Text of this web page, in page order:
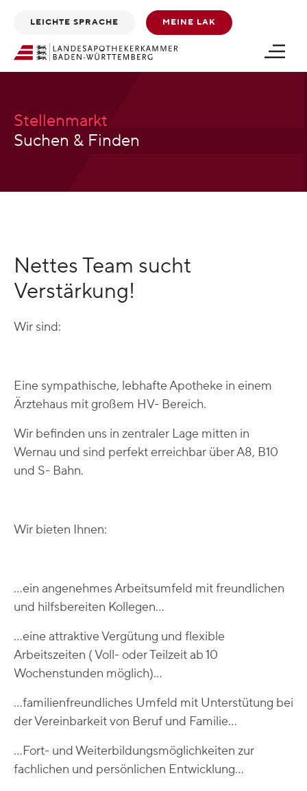
scrollen
scrollen
LEICHTE SPRACHE MEINE LAK
Stellenmarkt
Suchen & Finden
Nettes Team sucht
Verstärkung!
Wir sind:
Eine sympathische, lebhafte Apotheke in einem
Ärztehaus mit großem HV- Bereich.
Wir befinden uns in zentraler Lage mitten in
Wernau und sind perfekt erreichbar über A8, B10
und S- Bahn.
Wir bieten Ihnen:
...ein angenehmes Arbeitsumfeld mit freundlichen
und hilfsbereiten Kollegen...
...eine attraktive Vergütung und flexible
Arbeitszeiten ( Voll- oder Teilzeit ab 10
Wochenstunden möglich)...
...familienfreundliches Umfeld mit Unterstütung bei
der Vereinbarkeit von Beruf und Familie...
...Fort- und Weiterbildungsmöglichkeiten zur
fachlichen und persönlichen Entwicklung...